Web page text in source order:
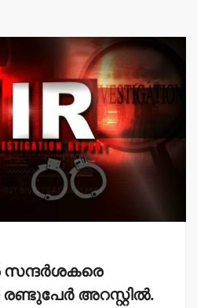
സന്ദര്‍ശകരെ
അറസ്റ്റില്‍.